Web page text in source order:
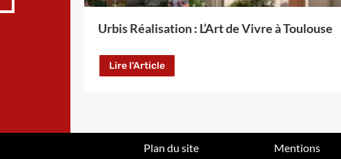
Urbis Réalisation : L’Art de Vivre à Toulouse
Lire l'Article
Plan du site
Mentions